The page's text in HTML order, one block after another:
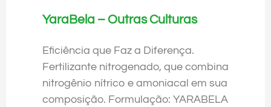
YaraBela – Outras Culturas
Eficiência que Faz a Diferença.
Fertilizante nitrogenado, que combina
nitrogênio nítrico e amoniacal em sua
composição. Formulação: YARABELA